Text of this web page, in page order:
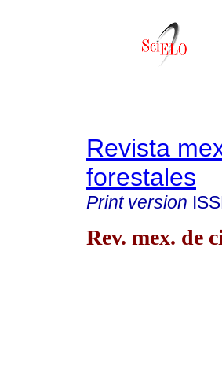
Revista
forestales
Print version
Rev. mex. de